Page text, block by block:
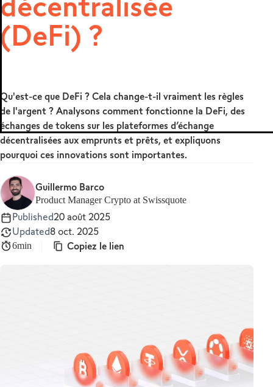
(DeFi) ?
Qu'est-ce que DeFi ? Cela change-t-il vraiment les règles
de l'argent ? Analysons comment fonctionne la DeFi, des
échanges de tokens sur les plateformes d’échange
décentralisées aux emprunts et prêts, et expliquons
pourquoi ces innovations sont importantes.
Guillermo Barco
Product Manager Crypto at Swissquote
Published20 août 2025
Updated8 oct. 2025
6min
Copiez le lien